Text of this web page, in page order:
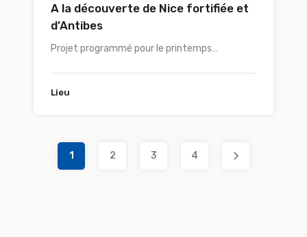
A la découverte de Nice fortifiée et
d’Antibes
Projet programmé pour le printemps…
Lieu
1 2 3 4